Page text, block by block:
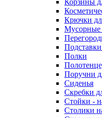
Корзины
Крючки
Мусорные
Полки
Поручни
Сиденья
Скребки
Стойки -
Столики